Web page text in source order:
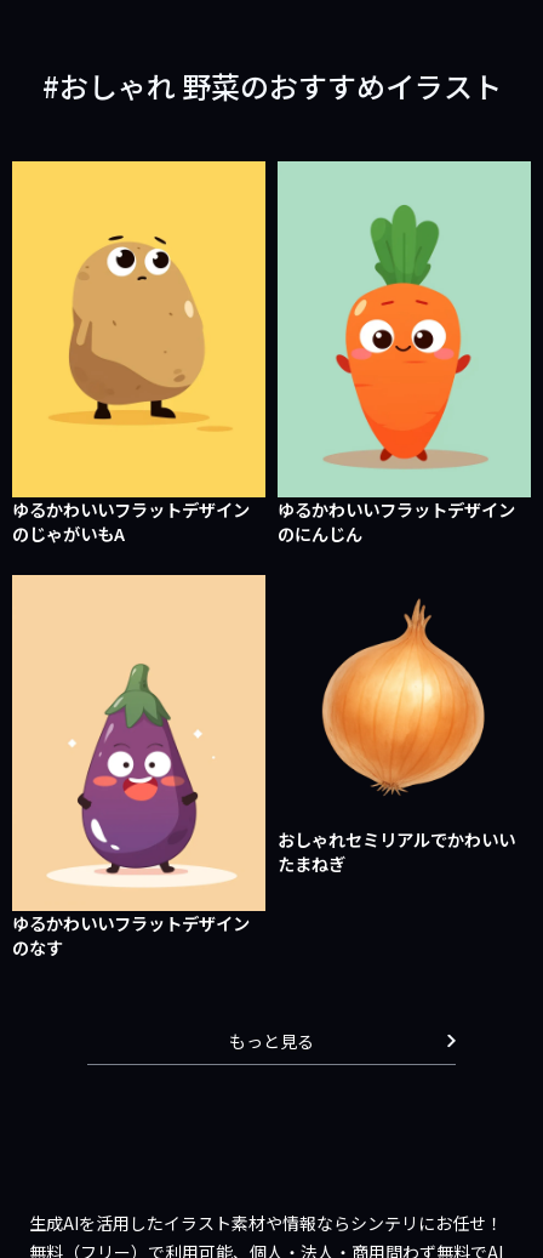
おしゃれ 野菜のおすすめイラスト
ゆるかわいいフラットデザイン
のじゃがいもA
ゆるかわいいフラットデザイン
のにんじん
ゆるかわいいフラットデザイン
のなす
おしゃれセミリアルでかわいい
たまねぎ
もっと見る
生成AIを活用したイラスト素材や情報ならシンテリにお任せ！
無料（フリー）で利用可能、個人・法人・商用問わず無料でAI